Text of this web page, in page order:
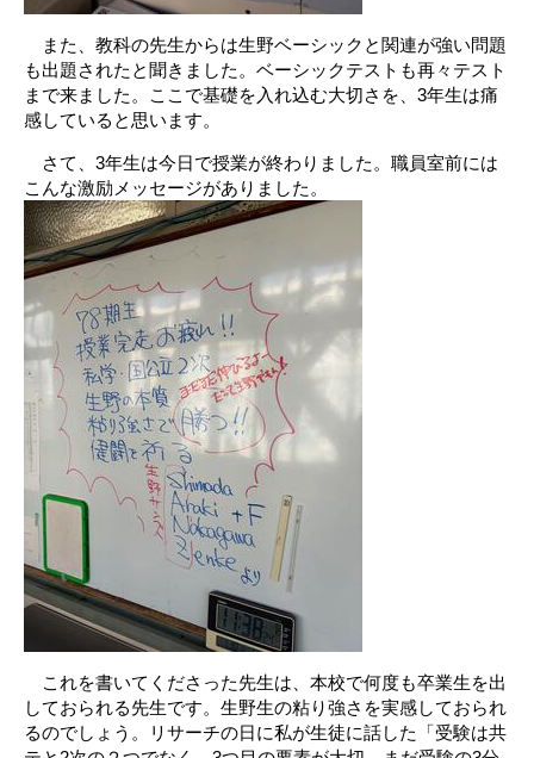
また、教科の先生からは生野ベーシックと関連が強い問題
も出題されたと聞きました。ベーシックテストも再々テスト
まで来ました。ここで基礎を入れ込む大切さを、3年生は痛
感していると思います。
さて、3年生は今日で授業が終わりました。職員室前には
こんな激励メッセージがありました。
これを書いてくださった先生は、本校で何度も卒業生を出
しておられる先生です。生野生の粘り強さを実感しておられ
るのでしょう。リサーチの日に私が生徒に話した「受験は共